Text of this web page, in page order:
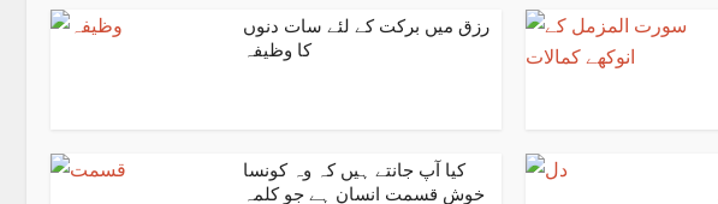
رزق میں برکت کے لئے سات دنوں
کا وظیفہ
کیا آپ جانتے ہیں کہ وہ کونسا
خوش قسمت انسان ہے جو کلمہ